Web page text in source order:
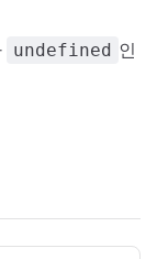
undefined 인